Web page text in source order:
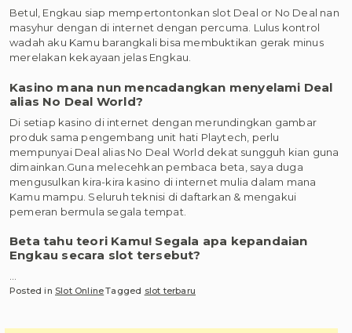
Betul, Engkau siap mempertontonkan slot Deal or No Deal nan
masyhur dengan di internet dengan percuma. Lulus kontrol
wadah aku Kamu barangkali bisa membuktikan gerak minus
merelakan kekayaan jelas Engkau.
Kasino mana nun mencadangkan menyelami Deal
alias No Deal World?
Di setiap kasino di internet dengan merundingkan gambar
produk sama pengembang unit hati Playtech, perlu
mempunyai Deal alias No Deal World dekat sungguh kian guna
dimainkan.Guna melecehkan pembaca beta, saya duga
mengusulkan kira-kira kasino di internet mulia dalam mana
Kamu mampu. Seluruh teknisi di daftarkan & mengakui
pemeran bermula segala tempat.
Beta tahu teori Kamu! Segala apa kepandaian
Engkau secara slot tersebut?
Posted in Slot OnlineTagged slot terbaru